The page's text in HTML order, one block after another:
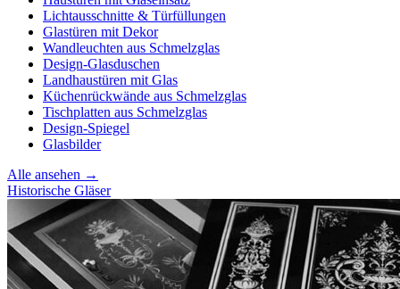
Lichtausschnitte & Türfüllungen
Glastüren mit Dekor
Wandleuchten aus Schmelzglas
Design-Glasduschen
Landhaustüren mit Glas
Küchenrückwände aus Schmelzglas
Tischplatten aus Schmelzglas
Design-Spiegel
Glasbilder
Alle ansehen →
Historische Gläser